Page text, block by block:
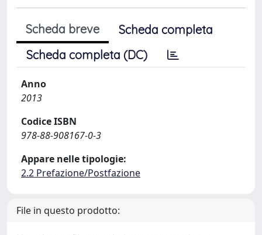
Scheda breve
Scheda completa
Scheda completa (DC)
Anno
2013
Codice ISBN
978-88-908167-0-3
Appare nelle tipologie:
2.2 Prefazione/Postfazione
File in questo prodotto: